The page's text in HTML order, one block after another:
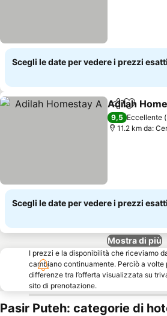
Scegli le date per vedere i prezzi esatti
Condividi
Adilah
9,5 Eccellente
11.2 km da:
Scegli le date per vedere i prezzi esatti
Mostra di più
I prezzi e la disponibilità che riceviamo
cambiano continuamente. Perciò a volte
differenze tra l’offerta visualizzata su
sito di prenotazione.
Pasir Puteh: categorie di